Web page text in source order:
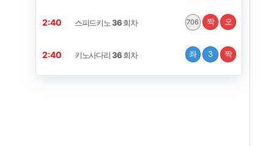
2:29 스피드키노36회차 706 짝 오
2:29 키노사다리36회차 좌 3 짝